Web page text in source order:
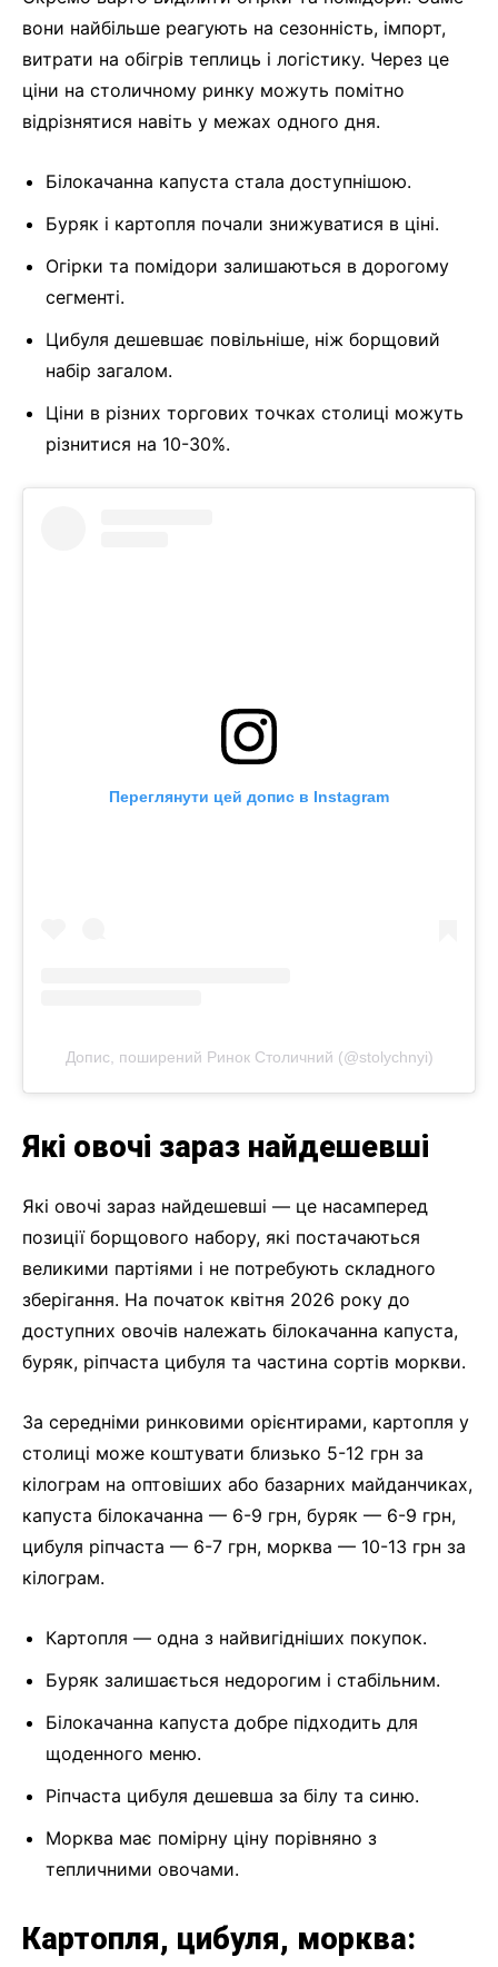
вони найбільше реагують на сезонність, імпорт,
витрати на обігрів теплиць і логістику. Через це
ціни на столичному ринку можуть помітно
відрізнятися навіть у межах одного дня.
Білокачанна капуста стала доступнішою.
Буряк і картопля почали знижуватися в ціні.
Огірки та помідори залишаються в дорогому
сегменті.
Цибуля дешевшає повільніше, ніж борщовий
набір загалом.
Ціни в різних торгових точках столиці можуть
різнитися на 10-30%.
Переглянути цей допис в Instagram
Допис, поширений Ринок Столичний (@stolychnyi)
Які овочі зараз найдешевші
Які овочі зараз найдешевші — це насамперед
позиції борщового набору, які постачаються
великими партіями і не потребують складного
зберігання. На початок квітня 2026 року до
доступних овочів належать білокачанна капуста,
буряк, ріпчаста цибуля та частина сортів моркви.
За середніми ринковими орієнтирами, картопля у
столиці може коштувати близько 5-12 грн за
кілограм на оптовіших або базарних майданчиках,
капуста білокачанна — 6-9 грн, буряк — 6-9 грн,
цибуля ріпчаста — 6-7 грн, морква — 10-13 грн за
кілограм.
Картопля — одна з найвигідніших покупок.
Буряк залишається недорогим і стабільним.
Білокачанна капуста добре підходить для
щоденного меню.
Ріпчаста цибуля дешевша за білу та синю.
Морква має помірну ціну порівняно з
тепличними овочами.
Картопля, цибуля, морква: